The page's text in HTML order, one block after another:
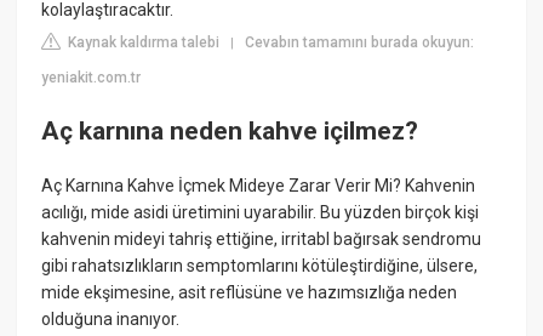
kolaylaştıracaktır.
Kaynak kaldırma talebi |Cevabın tamamını burada okuyun:
yeniakit.com.tr
Aç karnına neden kahve içilmez?
Aç Karnına Kahve İçmek Mideye Zarar Verir Mi? Kahvenin
acılığı, mide asidi üretimini uyarabilir. Bu yüzden birçok kişi
kahvenin mideyi tahriş ettiğine, irritabl bağırsak sendromu
gibi rahatsızlıkların semptomlarını kötüleştirdiğine, ülsere,
mide ekşimesine, asit reflüsüne ve hazımsızlığa neden
olduğuna inanıyor.